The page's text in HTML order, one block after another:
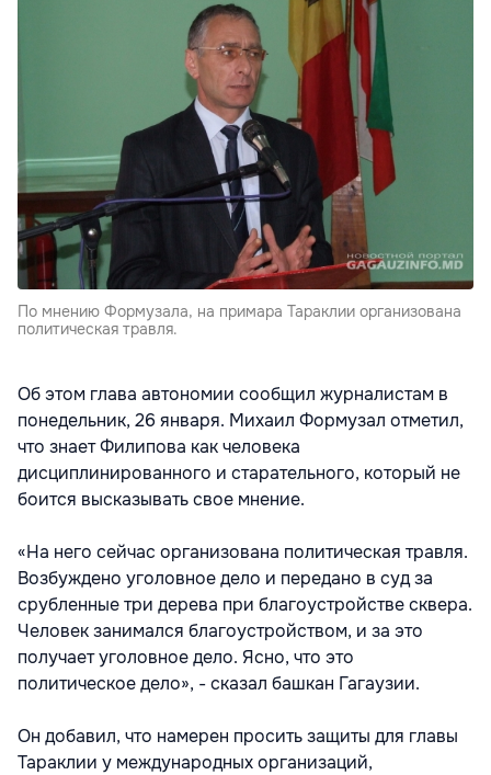
По мнению Формузала, на примара Тараклии организована
политическая травля.
Об этом глава автономии сообщил журналистам в
понедельник, 26 января. Михаил Формузал отметил,
что знает Филипова как человека
дисциплинированного и старательного, который не
боится высказывать свое мнение.
«На него сейчас организована политическая травля.
Возбуждено уголовное дело и передано в суд за
срубленные три дерева при благоустройстве сквера.
Человек занимался благоустройством, и за это
получает уголовное дело. Ясно, что это
политическое дело», - сказал башкан Гагаузии.
Он добавил, что намерен просить защиты для главы
Тараклии у международных организаций,